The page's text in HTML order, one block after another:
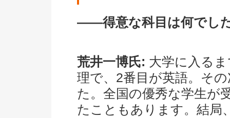
――得意な科目は何でし
荒井一博氏: 大学に入る
理で、2番目が英語。そ
た。全国の優秀な学生が
たこともあります。結局